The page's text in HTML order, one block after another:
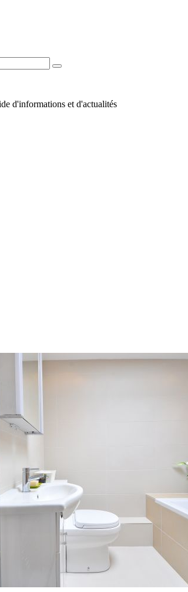
d'informations et d'actualités